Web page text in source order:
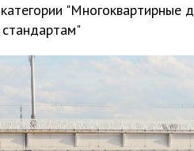
"Многоквартирные